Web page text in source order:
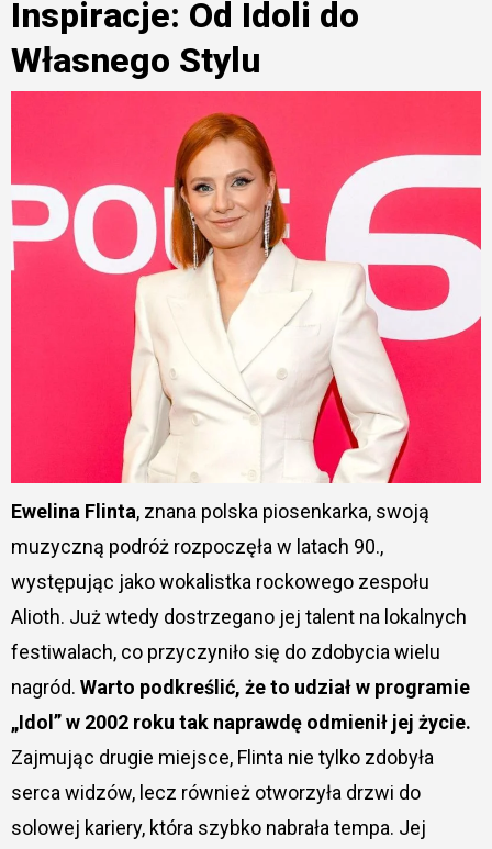
Inspiracje: Od Idoli do
Własnego Stylu
Ewelina Flinta, znana polska piosenkarka, swoją
muzyczną podróż rozpoczęła w latach 90.,
występując jako wokalistka rockowego zespołu
Alioth. Już wtedy dostrzegano jej talent na lokalnych
festiwalach, co przyczyniło się do zdobycia wielu
nagród. Warto podkreślić, że to udział w programie
„Idol” w 2002 roku tak naprawdę odmienił jej życie.
Zajmując drugie miejsce, Flinta nie tylko zdobyła
serca widzów, lecz również otworzyła drzwi do
solowej kariery, która szybko nabrała tempa. Jej